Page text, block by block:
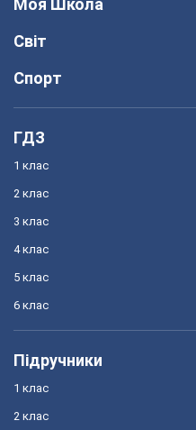
Моя Школа
Світ
Спорт
ГДЗ
1 клас
2 клас
3 клас
4 клас
5 клас
6 клас
Підручники
1 клас
2 клас